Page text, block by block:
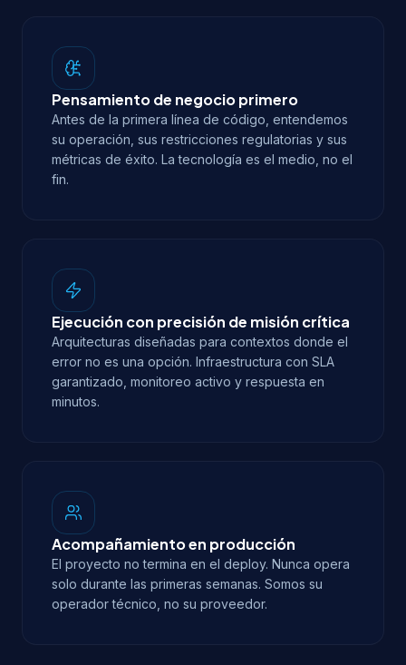
Pensamiento de negocio primero
Antes de la primera línea de código, entendemos
su operación, sus restricciones regulatorias y sus
métricas de éxito. La tecnología es el medio, no el
fin.
Ejecución con precisión de misión crítica
Arquitecturas diseñadas para contextos donde el
error no es una opción. Infraestructura con SLA
garantizado, monitoreo activo y respuesta en
minutos.
Acompañamiento en producción
El proyecto no termina en el deploy. Nunca opera
solo durante las primeras semanas. Somos su
operador técnico, no su proveedor.